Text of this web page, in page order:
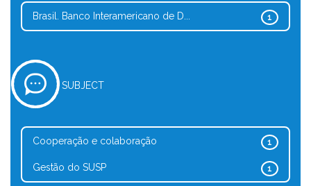
1
Brasil. Banco Interamericano de D...
SUBJECT
1
Cooperação e colaboração
1
Gestão do SUSP